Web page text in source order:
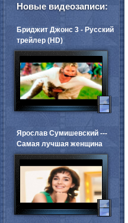
Новые видеозаписи:
Бриджит Джонс 3 - Русский
трейлер (HD)
Ярослав Сумишевский ---
Самая лучшая женщина